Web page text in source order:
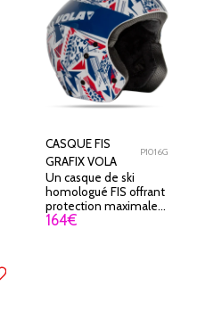
CASQUE FIS
GRAFIX VOLA
P1016G
Un casque de ski
homologué FIS offrant
protection maximale,
confort et maintien
164€